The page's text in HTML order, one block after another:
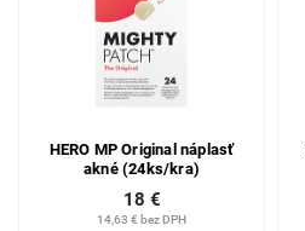
HERO MP Original náplasť
akné (24ks/kra)
14,63 € bez DPH
18 €